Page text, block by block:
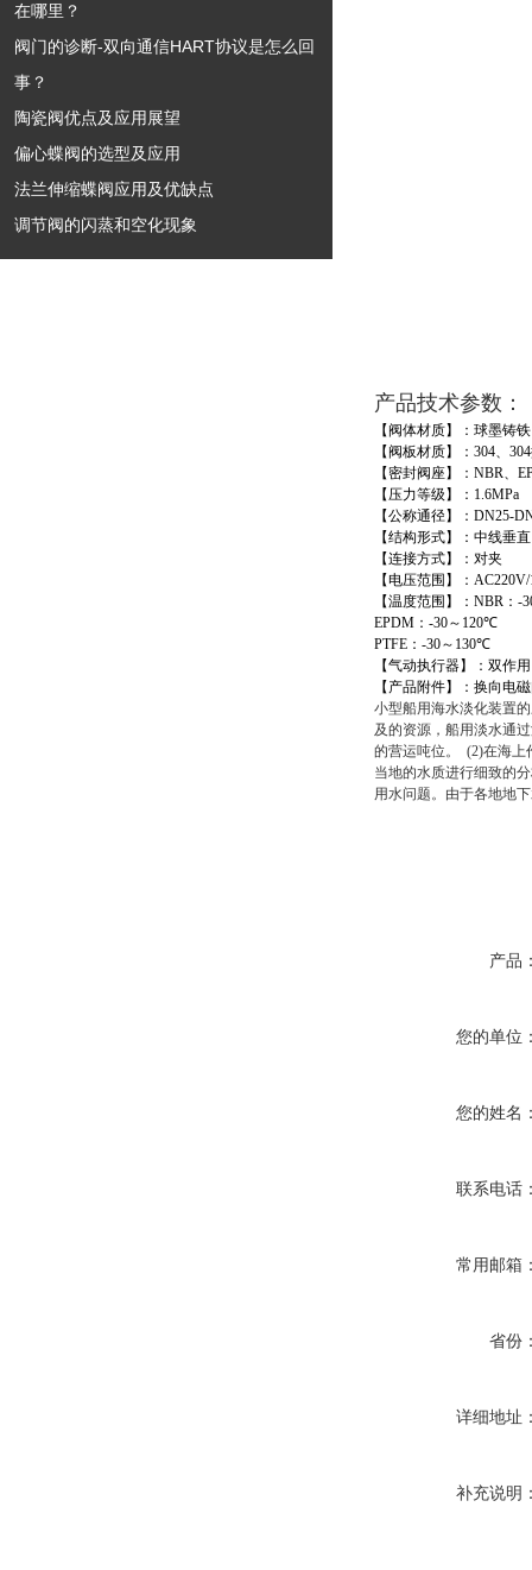
在哪里？
阀门的诊断-双向通信HART协议是怎么回
事？
陶瓷阀优点及应用展望
偏心蝶阀的选型及应用
法兰伸缩蝶阀应用及优缺点
调节阀的闪蒸和空化现象
产品技术参数：
【阀体材质】：球墨铸
【阀板材质】： 304、 304
【密封阀座】： NBR、
【压力等级】： 1.6MPa
【公称通径】： DN25-
【结构形式】：中线垂直
【连接方式】：对夹
【电压范围】：
【温度范围】： NBR ： -
EPDM ： -30～ 120℃
PTFE ： -30～ 130℃
【气动执行器】：双作
【产品附件】：换向电
小型船用海水淡化装置
及的资源，船用淡水通
的营运吨位。 (2)在海上
当地的水质进行细致的
用水问题。由于各地地
产品
您的单位
您的姓名
联系电话
常用邮箱
省份
详细地址
补充说明